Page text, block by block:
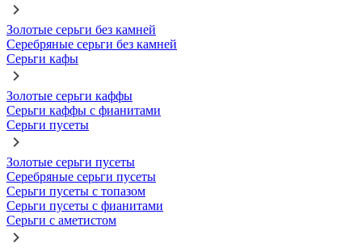
Золотые серьги без камней
Серебряные серьги без камней
Серьги кафы
Золотые серьги каффы
Серьги каффы с фианитами
Серьги пусеты
Золотые серьги пусеты
Серебряные серьги пусеты
Серьги пусеты с топазом
Серьги пусеты с фианитами
Серьги с аметистом